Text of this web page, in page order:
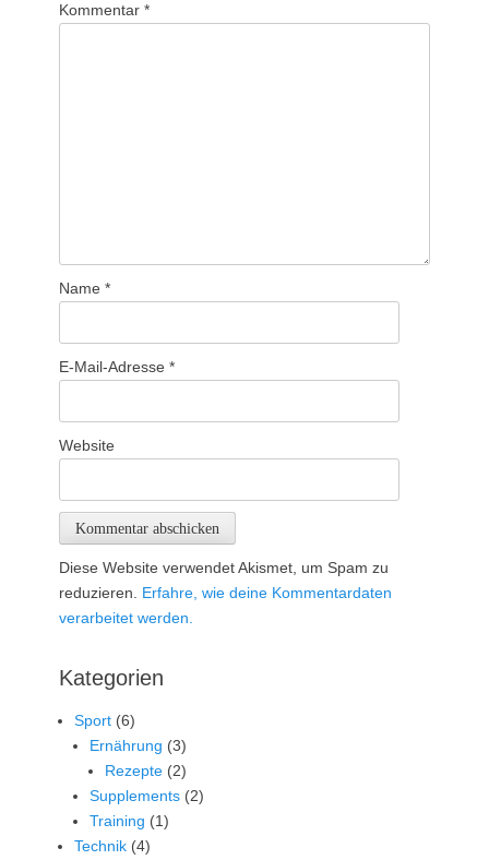
Kommentar *
Name *
E-Mail-Adresse *
Website
Diese Website verwendet Akismet, um Spam zu
reduzieren. Erfahre, wie deine Kommentardaten
verarbeitet werden.
Kategorien
Sport (6)
Ernährung (3)
Rezepte (2)
Supplements (2)
Training (1)
Technik (4)